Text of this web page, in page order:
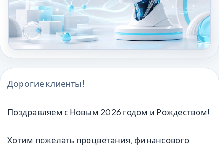
Дорогие клиенты!
Поздравляем с Новым 2026 годом и Рождеством!
Хотим пожелать процветания, финансового